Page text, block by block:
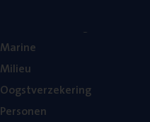
Mari­ne
Mili­eu
Oogst­ver­ze­ke­ring
Per­so­nen